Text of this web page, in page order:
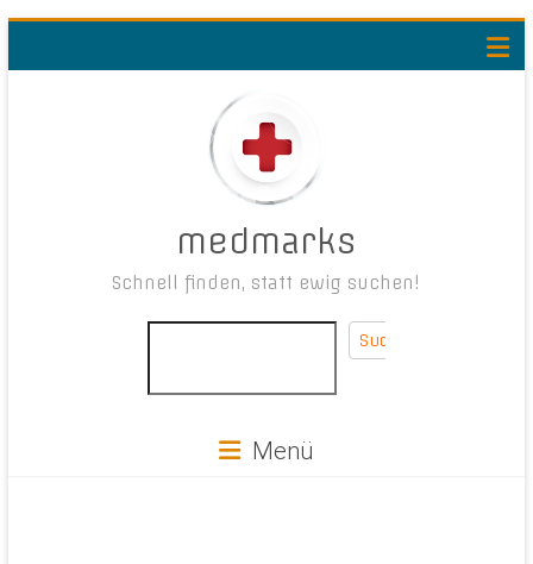
medmarks
Schnell finden, statt ewig suchen!
Suchen
Menü